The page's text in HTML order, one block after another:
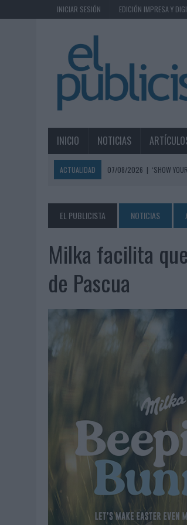
INICIAR SESIÓN EDICIÓN IMPRESA Y
INICIO NOTICIAS
ACTUALIDAD 07/08/2026 | ‘SHOW
07/08/2026 | MG SPIRIT RELANZA SU
07/08/2026
|
PATRÓN CONVIERTE EL
07/08/2026
| EL VERANO PONE A PRUEBA
07/08/2026 |
VUELING CONVIERTE LOS
‘LA VUELTA’, DE FENOMENAL
SIETE DE CADA DIEZ
LA TELEVISIÓN SIGUE
EL USO DE LA IA
SYSTEM1 NOMBRA A
06/08/2026 |
FRIGO Y UNIQLO LANZAN
06/08/2026 | LA IA ESTÁ SUBIENDO EL
05/08/2026 | BEON WORLDWIDE LANZA
FABRA COMUNICACIÓN
05/08/2026
| LOPESAN HOTELS &
05/08/2026 | LUIS ARQUILLOS (BURGO DE
EL PUBLICISTA NOTICIAS
Milka facilita
de Pascua